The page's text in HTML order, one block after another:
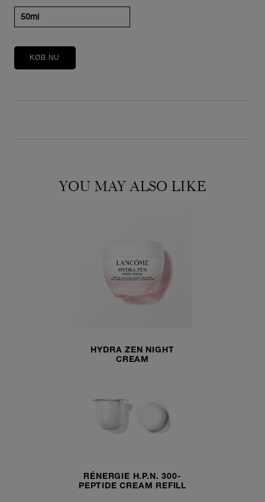
50ml
KØB NU
YOU MAY ALSO LIKE
HYDRA ZEN NIGHT
CREAM
RÉNERGIE H.P.N. 300-
PEPTIDE CREAM REFILL